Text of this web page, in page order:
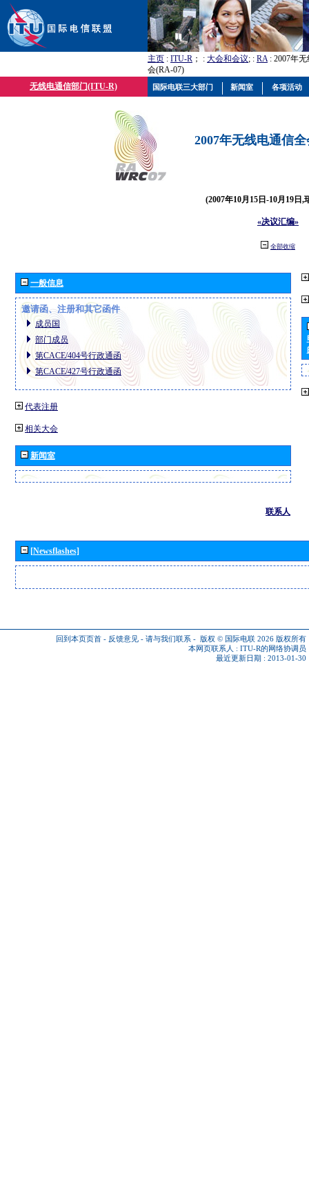
主页 : ITU-R ； : 大会和会议; : RA: 2007年
会(RA-07)
无线电通信部门(ITU-R)
2007年无线电通信
(2007年10月15日-10月19日,
«决议汇编»
全部收缩
一般信息
邀请函、注册和其它函件
成员国
部门成员
第CACE/404号行政通函
第CACE/427号行政通函
代表注册
相关大会
新闻室
联系人
[Newsflashes]
回到本页页首 - 反馈意见 - 请与我们联系 - 版权 © 国际电联 2026 版权所有
本网页联系人 : ITU-R的网络协调员
最近更新日期 : 2013-01-30
国际电联三大部门 新闻室 各项活动